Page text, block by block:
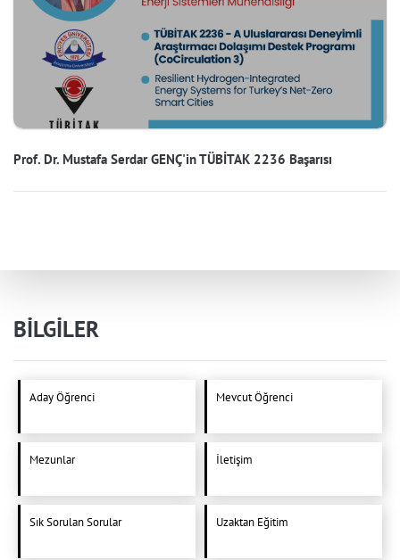
Prof. Dr. Mustafa Serdar GENÇ'in TÜBİTAK 2236 Başarısı
BİLGİLER
Aday Öğrenci Mevcut Öğrenci
Mezunlar İletişim
Sık Sorulan Sorular Uzaktan Eğitim